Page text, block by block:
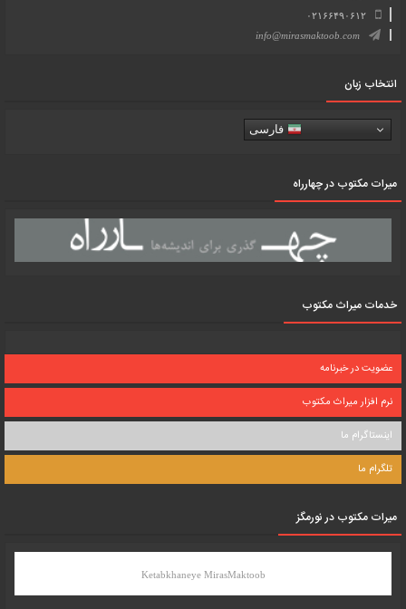
۰۲۱۶۶۴۹۰۶۱۲
info@mirasmaktoob.com
انتخاب زبان
فارسی
میرات مکتوب در چهارراه
خدمات میراث مکتوب
عضویت در خبرنامه
نرم افزار میراث مکتوب
اینستاگرام ما
تلگرام ما
میرات مکتوب در نورمگز
Ketabkhaneye MirasMaktoob